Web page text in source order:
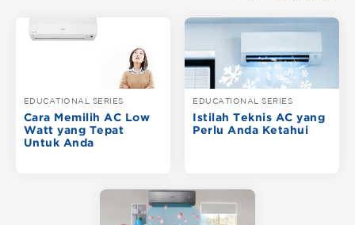
EDUCATIONAL SERIES
Cara Memilih AC Low
Watt yang Tepat
Untuk Anda
EDUCATIONAL SERIES
Istilah Teknis AC yang
Perlu Anda Ketahui